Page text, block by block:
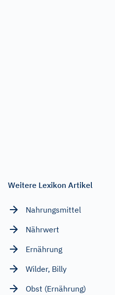
Weitere Lexikon Artikel
Nahrungsmittel
Nährwert
Ernährung
Wilder, Billy
Obst (Ernährung)